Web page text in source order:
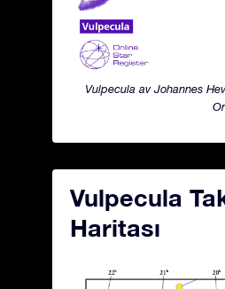
Vulpecula av Johannes
Vulpecula
Haritası